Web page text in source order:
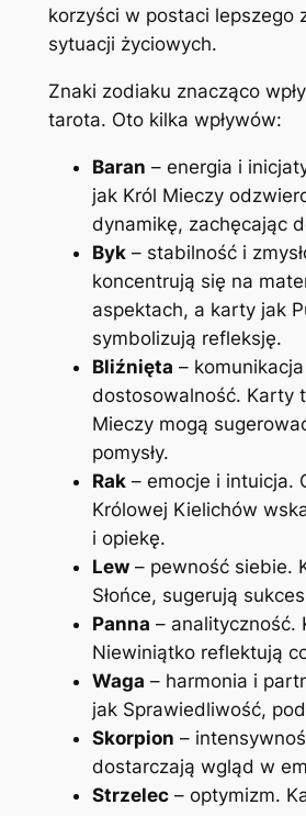
korzyści w postaci lepszego
sytuacji życiowych.
Znaki zodiaku znacząco
tarota. Oto kilka wpływów:
Baran – energia i
jak Król Mieczy
dynamikę, zachęcając
Byk– stabilność i
koncentrują się na
aspektach, a karty jak
symbolizują refleksję.
Bliźnięta –
dostosowalność. Karty
Mieczy mogą
pomysły.
Rak– emocje i intuicja.
Królowej Kielichów
i opiekę.
Lew– pewność siebie.
Słońce, sugerują
Panna – analityczność.
Niewiniątko reflektują
Waga – harmonia i
jak Sprawiedliwość,
Skorpion –
dostarczają wgląd w
Strzelec– optymizm.